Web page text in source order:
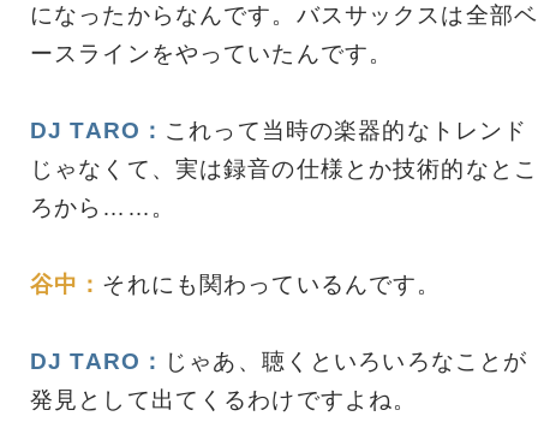
になったからなんです。バスサックスは全部ベ
ースラインをやっていたんです。
DJ TARO： これって当時の楽器的なトレンド
じゃなくて、実は録音の仕様とか技術的なとこ
ろから……。
谷中： それにも関わっているんです。
DJ TARO： じゃあ、聴くといろいろなことが
発見として出てくるわけですよね。